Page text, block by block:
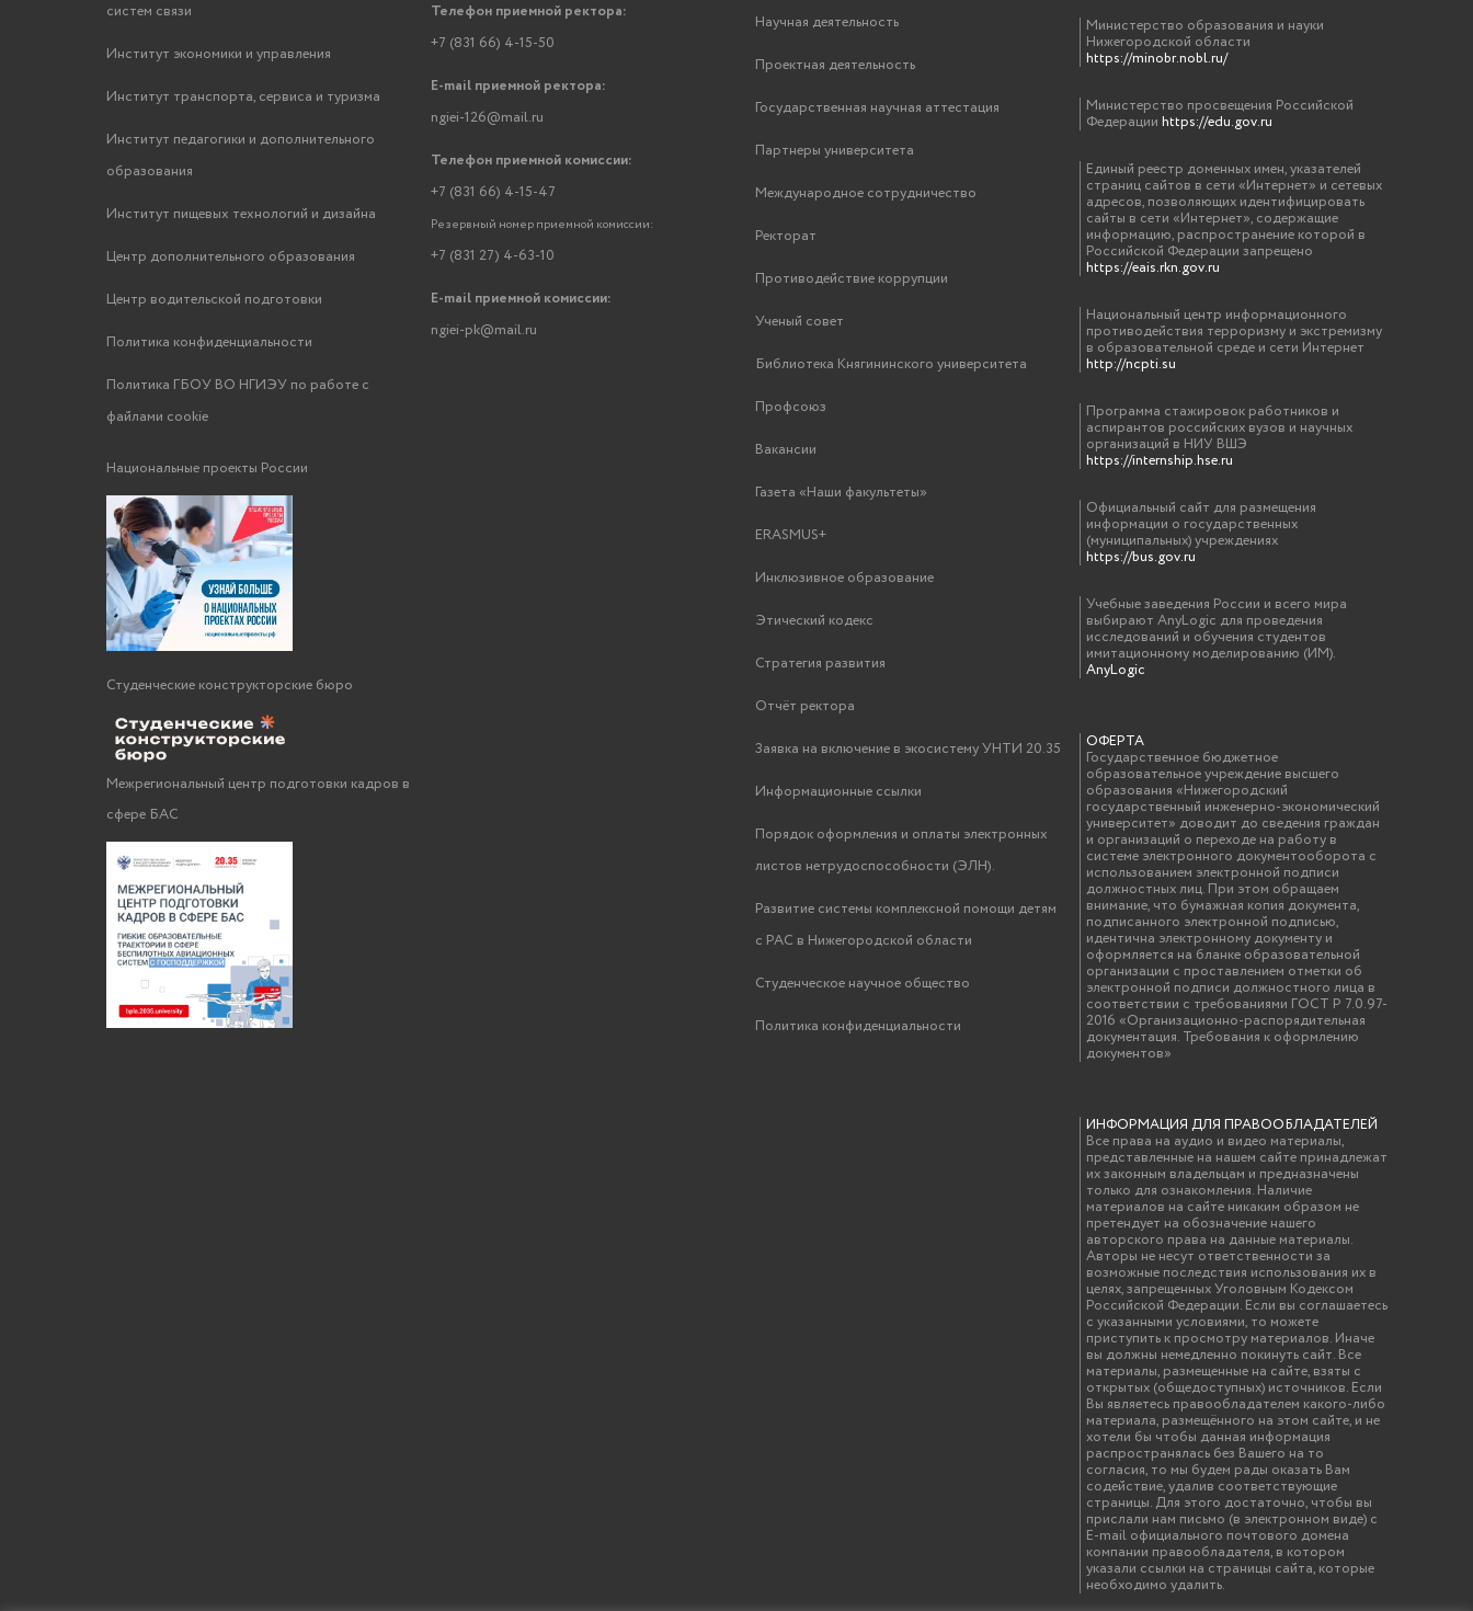
систем связи
Институт экономики и управления
Институт транспорта, сервиса и туризма
Институт педагогики и дополнительного
образования
Институт пищевых технологий и дизайна
Центр дополнительного образования
Центр водительской подготовки
Политика конфиденциальности
Политика ГБОУ ВО НГИЭУ по работе с
файлами cookie
Национальные проекты России
Студенческие конструкторские бюро
Межрегиональный центр подготовки кадров в
сфере БАС
Телефон приемной ректора:
+7 (831 66) 4-15-50
E-mail приемной ректора:
ngiei-126@mail.ru
Телефон приемной комиссии:
+7 (831 66) 4-15-47
Резервный номер приемной комиссии:
+7 (831 27) 4-63-10
E-mail приемной комиссии:
ngiei-pk@mail.ru
Научная деятельность
Проектная деятельность
Государственная научная аттестация
Партнеры университета
Международное сотрудничество
Ректорат
Противодействие коррупции
Ученый совет
Библиотека Княгининского университета
Профсоюз
Вакансии
Газета «Наши факультеты»
ERASMUS+
Инклюзивное образование
Этический кодекс
Стратегия развития
Отчёт ректора
Заявка на включение в экосистему УНТИ 20.35
Информационные ссылки
Порядок оформления и оплаты электронных
листов нетрудоспособности (ЭЛН).
Развитие системы комплексной помощи детям
с РАС в Нижегородской области
Студенческое научное общество
Политика конфиденциальности
Министерство образования и науки
Нижегородской области
https://minobr.nobl.ru/
Министерство просвещения Российской
Федерации https://edu.gov.ru
Единый реестр доменных имен, указателей
страниц сайтов в сети «Интернет» и сетевых
адресов, позволяющих идентифицировать
сайты в сети «Интернет», содержащие
информацию, распространение которой в
Российской Федерации запрещено
https://eais.rkn.gov.ru
Национальный центр информационного
противодействия терроризму и экстремизму
в образовательной среде и сети Интернет
http://ncpti.su
Программа стажировок работников и
аспирантов российских вузов и научных
организаций в НИУ ВШЭ
https://internship.hse.ru
Официальный сайт для размещения
информации о государственных
(муниципальных) учреждениях
https://bus.gov.ru
Учебные заведения России и всего мира
выбирают AnyLogic для проведения
исследований и обучения студентов
имитационному моделированию (ИМ).
AnyLogic
ОФЕРТА
Государственное бюджетное
образовательное учреждение высшего
образования «Нижегородский
государственный инженерно-экономический
университет» доводит до сведения граждан
и организаций о переходе на работу в
системе электронного документооборота с
использованием электронной подписи
должностных лиц. При этом обращаем
внимание, что бумажная копия документа,
подписанного электронной подписью,
идентична электронному документу и
оформляется на бланке образовательной
организации с проставлением отметки об
электронной подписи должностного лица в
соответствии с требованиями ГОСТ Р 7.0.97-
2016 «Организационно-распорядительная
документация. Требования к оформлению
документов»
ИНФОРМАЦИЯ ДЛЯ ПРАВООБЛАДАТЕЛЕЙ
Все права на аудио и видео материалы,
представленные на нашем сайте принадлежат
их законным владельцам и предназначены
только для ознакомления. Наличие
материалов на сайте никаким образом не
претендует на обозначение нашего
авторского права на данные материалы.
Авторы не несут ответственности за
возможные последствия использования их в
целях, запрещенных Уголовным Кодексом
Российской Федерации. Если вы соглашаетесь
с указанными условиями, то можете
приступить к просмотру материалов. Иначе
вы должны немедленно покинуть сайт. Все
материалы, размещенные на сайте, взяты с
открытых (общедоступных) источников. Если
Вы являетесь правообладателем какого-либо
материала, размещённого на этом сайте, и не
хотели бы чтобы данная информация
распространялась без Вашего на то
согласия, то мы будем рады оказать Вам
содействие, удалив соответствующие
страницы. Для этого достаточно, чтобы вы
прислали нам письмо (в электронном виде) с
E-mail официального почтового домена
компании правообладателя, в котором
указали ссылки на страницы сайта, которые
необходимо удалить.